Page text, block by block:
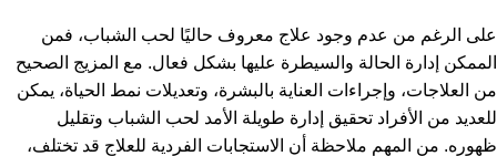
على الرغم من عدم وجود علاج معروف حاليًا لحب الشباب، فمن
الممكن إدارة الحالة والسيطرة عليها بشكل فعال. مع المزيج الصحيح
من العلاجات، وإجراءات العناية بالبشرة، وتعديلات نمط الحياة، يمكن
للعديد من الأفراد تحقيق إدارة طويلة الأمد لحب الشباب وتقليل
ظهوره. من المهم ملاحظة أن الاستجابات الفردية للعلاج قد تختلف،